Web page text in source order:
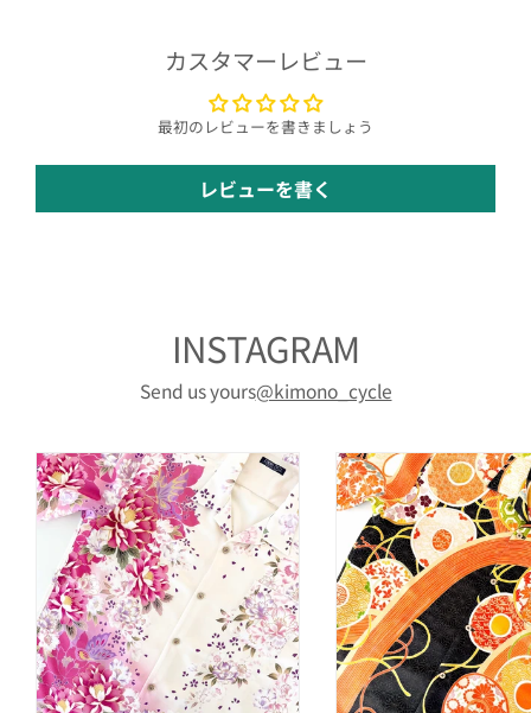
カスタマーレビュー
最初のレビューを書きましょう
レビューを書く
INSTAGRAM
Send us yours@kimono_cycle